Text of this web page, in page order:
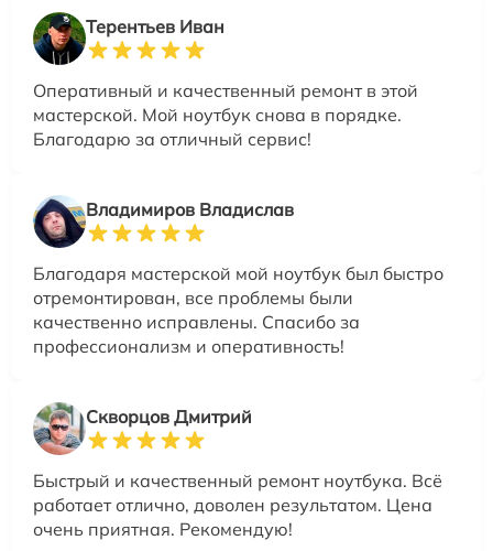
Терентьев Иван
Оперативный и качественный ремонт в этой
мастерской. Мой ноутбук снова в порядке.
Благодарю за отличный сервис!
Владимиров Владислав
Благодаря мастерской мой ноутбук был быстро
отремонтирован, все проблемы были
качественно исправлены. Спасибо за
профессионализм и оперативность!
Скворцов Дмитрий
Быстрый и качественный ремонт ноутбука. Всё
работает отлично, доволен результатом. Цена
очень приятная. Рекомендую!